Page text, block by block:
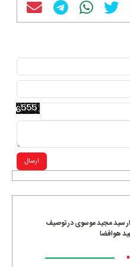
سید مجید موسوی در توصیف
هوافضا
ارسال